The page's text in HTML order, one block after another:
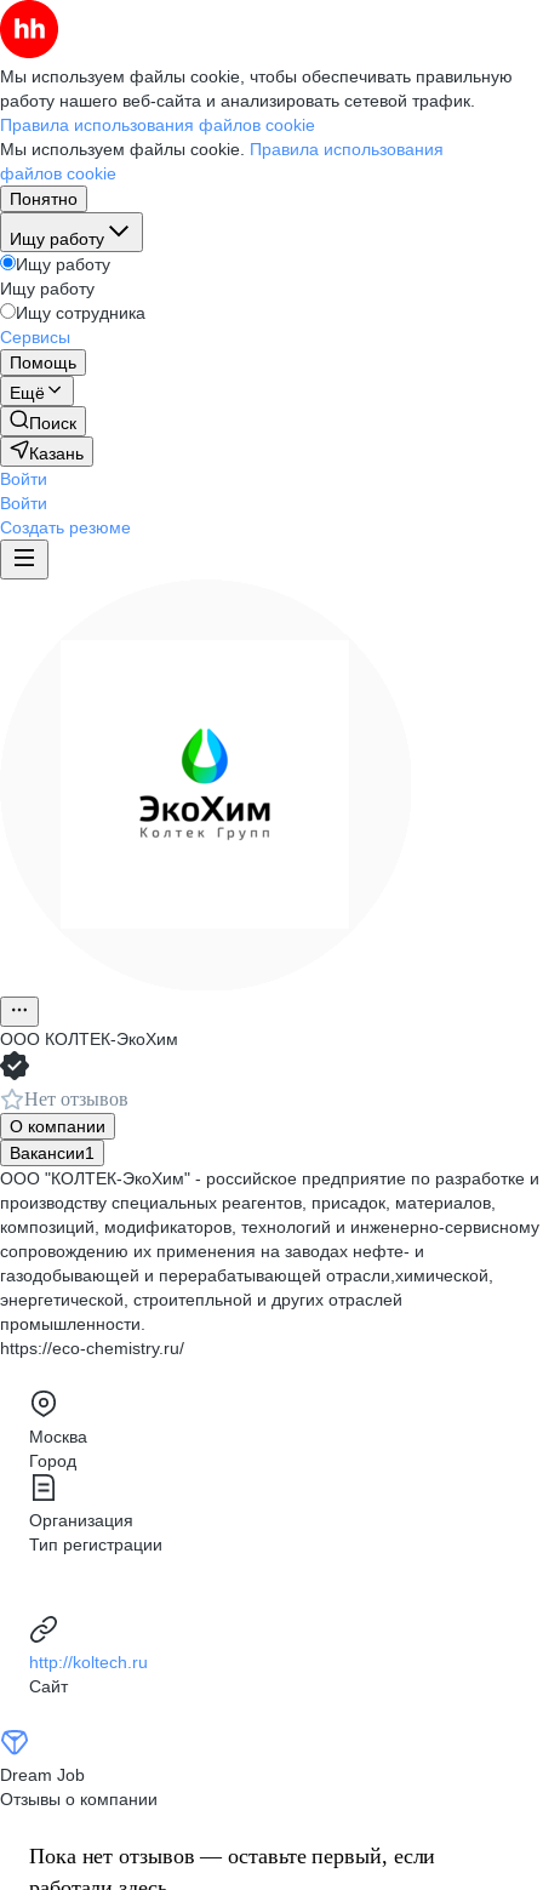
Мы используем файлы cookie, чтобы обеспечивать правильную
работу нашего веб-сайта и анализировать сетевой трафик.
Правила использования файлов cookie
Мы используем файлы cookie. Правила использования
файлов cookie
Понятно
Ищу работу
Ищу работу
Ищу работу
Ищу сотрудника
Сервисы
Помощь
Ещё
Поиск
Казань
Войти
Войти
Создать резюме
ООО КОЛТЕК-ЭкоХим
Нет отзывов
О компании
Вакансии1
ООО "КОЛТЕК-ЭкоХим" - российское предприятие по разработке и
производству специальных реагентов, присадок, материалов,
композиций, модификаторов, технологий и инженерно-сервисному
сопровождению их применения на заводах нефте- и
газодобывающей и перерабатывающей отрасли,химической,
энергетической, строитепльной и других отраслей
промышленности.
https://eco-chemistry.ru/
Москва
Город
Организация
Тип регистрации
http://koltech.ru
Сайт
Dream Job
Отзывы о компании
Пока нет отзывов — оставьте первый, если